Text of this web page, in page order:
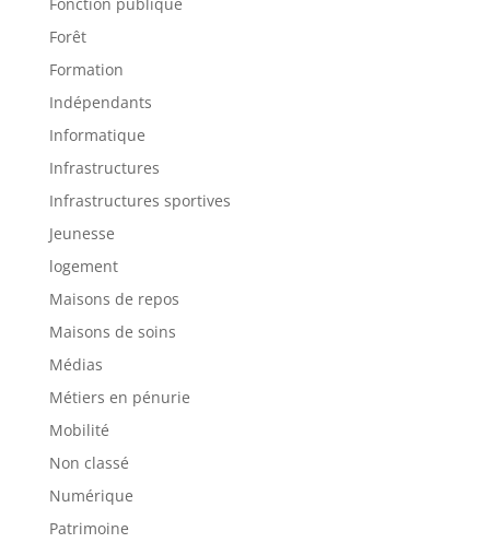
Forêt
Formation
Indépendants
Informatique
Infrastructures
Infrastructures sportives
Jeunesse
logement
Maisons de repos
Maisons de soins
Médias
Métiers en pénurie
Mobilité
Non classé
Numérique
Patrimoine